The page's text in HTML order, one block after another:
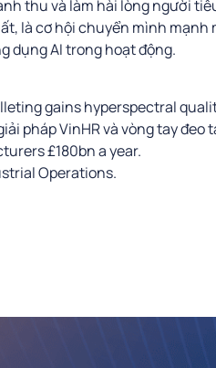
thu và làm hài lòng người
là cơ hội chuyển mình mạnh
dụng AI trong hoạt động.
gains hyperspectral
pháp VinHR và vòng tay đeo
£180bn a year.
Operations.